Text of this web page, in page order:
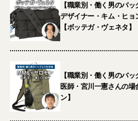
【職業別・働く男のバッ
デザイナー・キム・ヒョ
【ボッテガ・ヴェネタ】
【職業別・働く男のバッ
医師・宮川一憲さんの
ン】